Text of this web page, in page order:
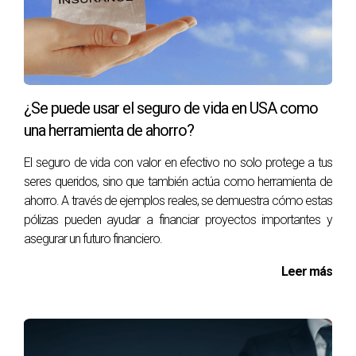
Un caso notable es el de Miguel, quien optó por un plan de
descuento dental después de darse cuenta de que
necesitaba atención frecuente debido a problemas
dentales crónicos. Con su plan, pudo ahorrar
considerablemente en tratamientos y mantener su sonrisa
saludable.
Programas Gubernamentales
Existen también programas gubernamentales que ofrecen
asistencia en salud dental y visual para aquellos que
cumplen con ciertos criterios. Por ejemplo, Medicaid
investigar qué programas están disponibles en tu área y si
cumples con los requisitos necesarios. La historia de Ana
¿Se puede usar el seguro de vida en USA como
una herramienta de ahorro?
El seguro de vida con valor en efectivo no solo protege a tus
seres queridos, sino que también actúa como herramienta de
ahorro. A través de ejemplos reales, se demuestra cómo estas
pólizas pueden ayudar a financiar proyectos importantes y
asegurar un futuro financiero.
Leer más